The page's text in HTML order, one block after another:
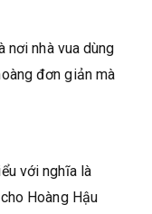
nơi nhà vua dùng
đơn giản mà
với nghĩa là
Hoàng Hậu